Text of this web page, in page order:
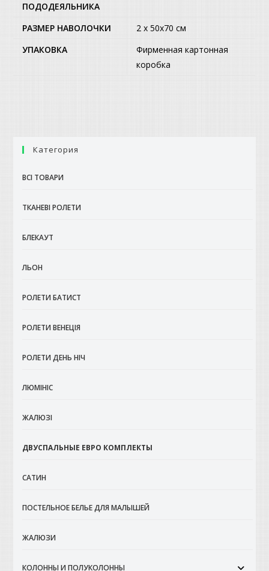
ПОДОДЕЯЛЬНИКА
РАЗМЕР НАВОЛОЧКИ
2 x 50х70 см
УПАКОВКА
Фирменная картонная
коробка
Категория
ВСІ ТОВАРИ
ТКАНЕВІ РОЛЕТИ
БЛЕКАУТ
ЛЬОН
РОЛЕТИ БАТИСТ
РОЛЕТИ ВЕНЕЦІЯ
РОЛЕТИ ДЕНЬ НІЧ
ЛЮМІНІС
ЖАЛЮЗІ
ДВУСПАЛЬНЫЕ ЕВРО КОМПЛЕКТЫ
САТИН
ПОСТЕЛЬНОЕ БЕЛЬЕ ДЛЯ МАЛЫШЕЙ
ЖАЛЮЗИ
КОЛОННЫ И ПОЛУКОЛОННЫ